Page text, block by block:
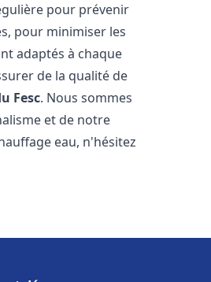
pour prévenir
pour minimiser les
adaptés à chaque
de la qualité de
Fesc. Nous sommes
et de notre
eau, n'hésitez